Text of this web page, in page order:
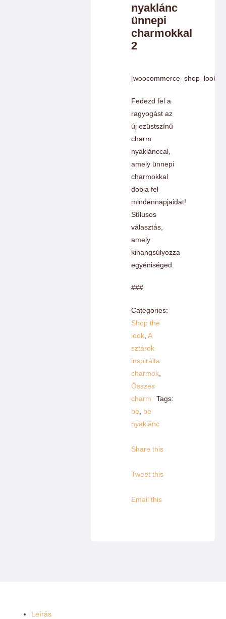
nyaklánc
ünnepi
charmokkal
2
[woocommerce_shop_look]
Fedezd fel a
ragyogást az
új ezüstszínű
charm
nyaklánccal,
amely ünnepi
charmokkal
dobja fel
mindennapjaidat!
Stílusos
választás,
amely
kihangsúlyozza
egyéniséged.
###
Categories:
Shop the
look ,A
sztárok
inspirálta
charmok
Összes
charm
Tags:
be
be
nyaklánc
Share this
Tweet this
Email this
Leírás